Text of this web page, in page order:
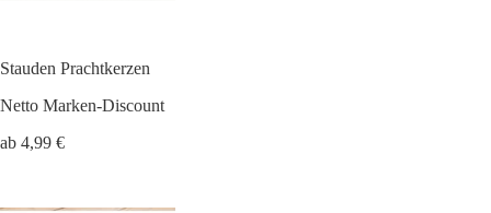
Stauden Prachtkerzen
Netto Marken-Discount
ab 4,99 €